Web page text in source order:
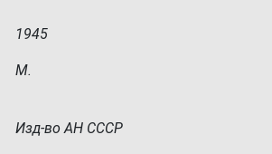
1945
М.
Изд-во АН СССР